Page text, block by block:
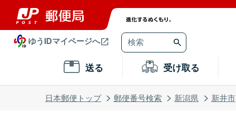
ゆうIDマイページへ
送る 受け取る
日本郵便トップ 郵便番号検索 新潟県 新井市